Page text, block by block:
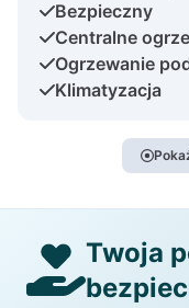
Bezpieczny
Centralne
Ogrzewanie
Klimatyzacja
Twoja